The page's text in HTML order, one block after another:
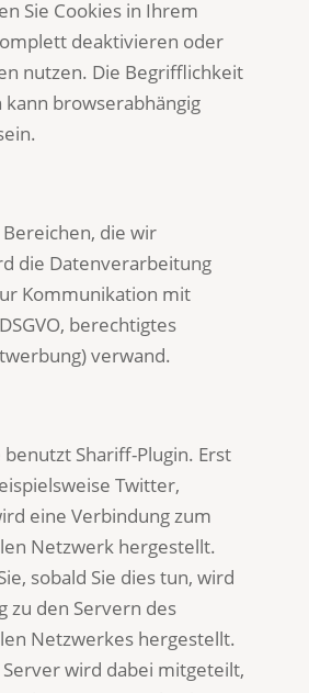
Sie Cookies in Ihrem
deaktivieren oder
nutzen. Die Begrifflichkeit
browserabhängig
die wir
die Datenverarbeitung
Kommunikation mit
berechtigtes
verwand.
Shariff-Plugin. Erst
Twitter,
eine Verbindung zum
Netzwerk hergestellt.
sobald Sie dies tun, wird
zu den Servern des
Netzwerkes hergestellt.
wird dabei mitgeteilt,